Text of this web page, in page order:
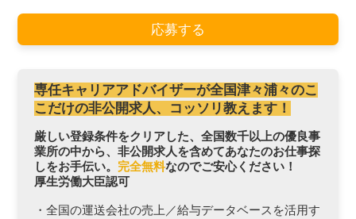
応募する
専任キャリアアドバイザーが全国津々浦々のこ
こだけの非公開求人、コッソリ教えます！
厳しい登録条件をクリアした、全国数千以上の優良事
業所の中から、非公開求人を含めてあなたのお仕事探
しをお手伝い。 完全無料なのでご安心ください！
厚生労働大臣認可
・全国の運送会社の売上／給与データベースを活用す